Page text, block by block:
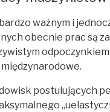
ważnym i
obecnie prac są
postulujących